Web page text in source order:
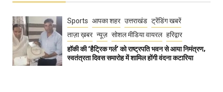
Sports आपका शहर उत्तराखंड ट्रेंडिंग खबरें
ताज़ा ख़बर न्यूज़ सोशल मीडिया वायरल हरिद्वार
हॉकी की ‘हैट्रिक गर्ल’ को राष्ट्रपति भवन से आया निमंत्रण,
स्वतंत्रता दिवस समारोह में शामिल होंगी वंदना कटारिया